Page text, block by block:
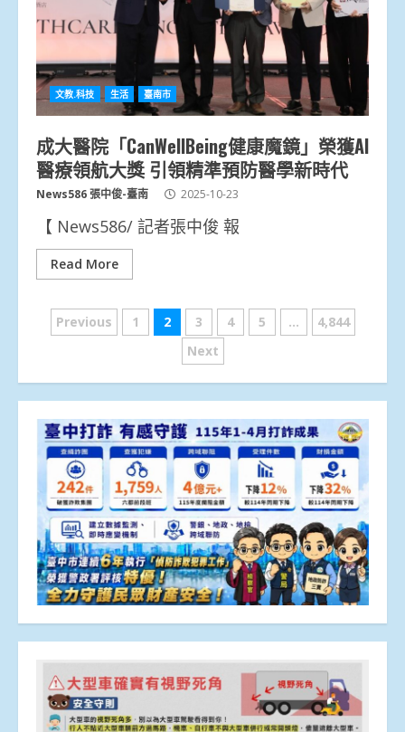
文教.科技 生活 臺南市
成大醫院「CanWellBeing健康魔鏡」榮獲AI
醫療領航大獎 引領精準預防醫學新時代
News586 張中俊-臺南 2025-10-23
【 News586/ 記者張中俊 報
Read More
文
分
頁
Previous 1 2 3 4 5 ...
4,844
Next